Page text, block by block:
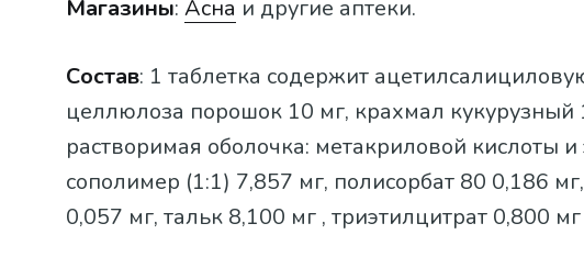
Магазины: Асна и другие аптеки.
Состав: 1 таблетка содержит
целлюлоза порошок 10 мг, крахмал кукурузный
растворимая оболочка: метакриловой кислоты и
сополимер (1:1) 7,857 мг, полисорбат 80 0,186
0,057 мг, тальк 8,100 мг , триэтилцитрат 0,800